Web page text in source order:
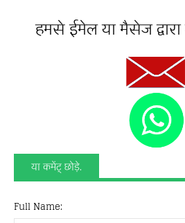
हमसे ईमेल या मैसेज
या कमेंट् छोड़े.
Full Name: